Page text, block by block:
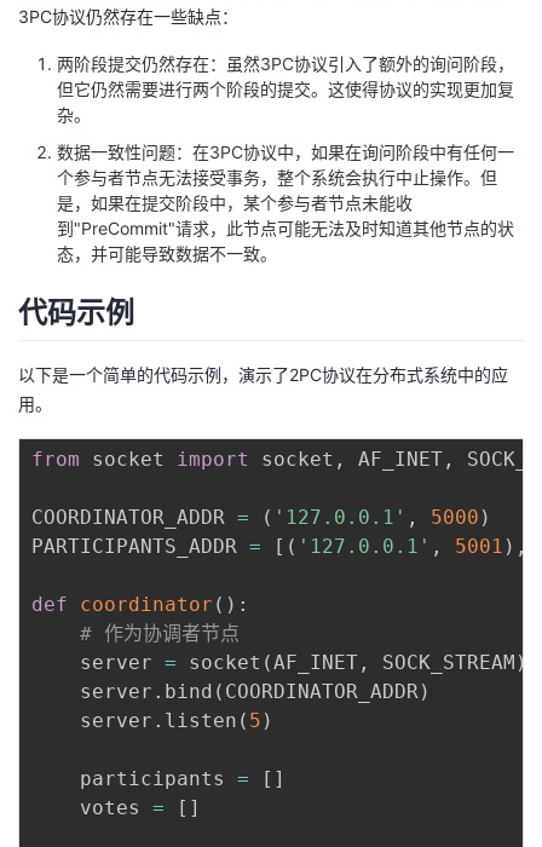
3PC协议仍然存在一些缺点：
两阶段提交仍然存在：虽然3PC协议引入了额外的询问阶段，
但它仍然需要进行两个阶段的提交。这使得协议的实现更加复
杂。
数据一致性问题：在3PC协议中，如果在询问阶段中有任何一
个参与者节点无法接受事务，整个系统会执行中止操作。但
是，如果在提交阶段中，某个参与者节点未能收
到"PreCommit"请求，此节点可能无法及时知道其他节点的状
态，并可能导致数据不一致。
代码示例
以下是一个简单的代码示例，演示了2PC协议在分布式系统中的应
用。
from socket import socket , AF_INET ,
COORDINATOR_ADDR = ( '127.0.0.1' , 5000 )
PARTICIPANTS_ADDR = [ ( '127.0.0.1' , 5001 ) ,
def coordinator ( ) :
# 作为协调者节点
    server
= socket (AF_INET , SOCK_STREAM )
    server
. bind ( COORDINATOR_ADDR)
    server
. listen ( 5 )
    participants
= [ ]
    votes
= [ ]